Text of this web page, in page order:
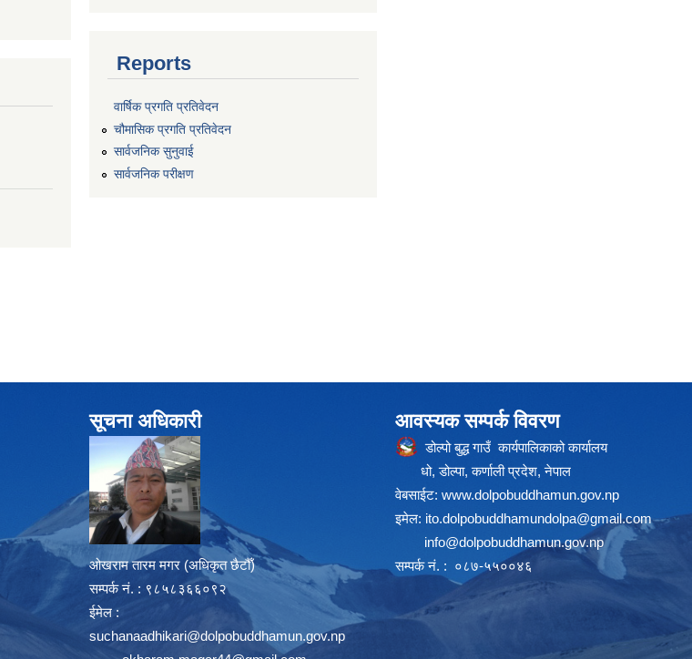
Reports
वार्षिक प्रगति प्रतिवेदन
चौमासिक प्रगति प्रतिवेदन
सार्वजनिक सुनुवाई
सार्वजनिक परीक्षण
सूचना अधिकारी
ओखराम तारम मगर (अधिकृत छैटौँ)
सम्पर्क न‌ं. : ९८५८३६६०९२
ईमेल :
suchanaadhikari@dolpobuddhamun.gov.np
आवस्यक सम्पर्क विवरण
डोल्पो बुद्ध गाउँ कार्यपालिकाको कार्यालय
धो, डोल्पा, कर्णाली प्रदेश, नेपाल
वेबसाईट: www.dolpobuddhamun.gov.np
इमेल: ito.dolpobuddhamundolpa@gmail.com
info@dolpobuddhamun.gov.np
सम्पर्क नं. : ०८७-५५००४६